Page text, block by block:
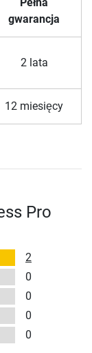
gwarancja
2 lata
12 miesięcy
Pro
2
0
0
0
0